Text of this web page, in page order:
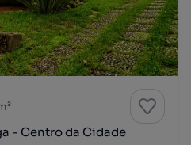
- Centro da Cidade